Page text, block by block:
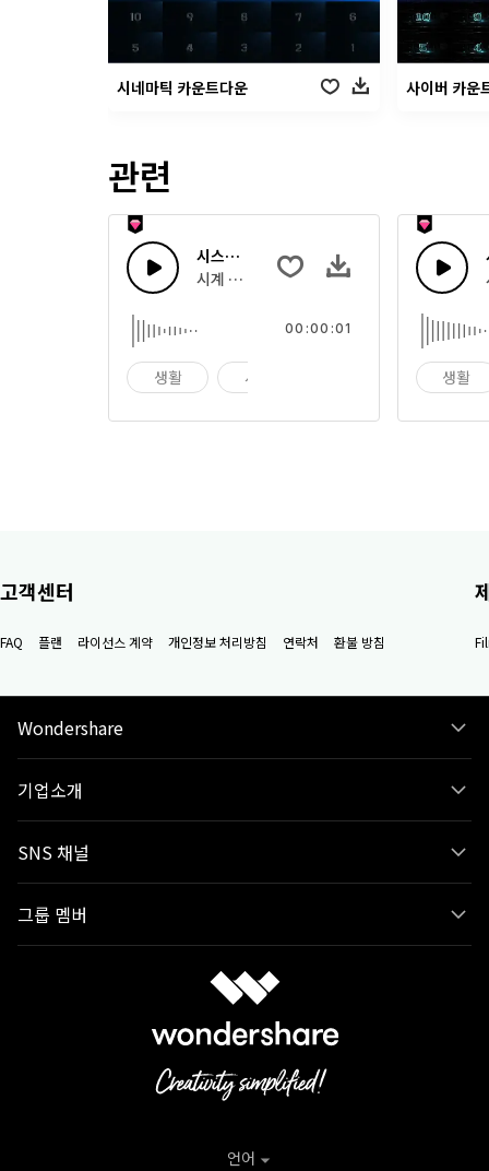
시네마틱 카운트다운 사이버 카운
관련
시스템 카운트 다운 25
시계 형태의 카운트 다운 또는 큰 앰비언트 효
생활 시계
00:00:01
생활
고객센터
FAQ 플랜 라이선스 계약 개인정보 처리방침 연락처 환불 방침
Wondershare
기업소개
SNS 채널
그룹 멤버
언어